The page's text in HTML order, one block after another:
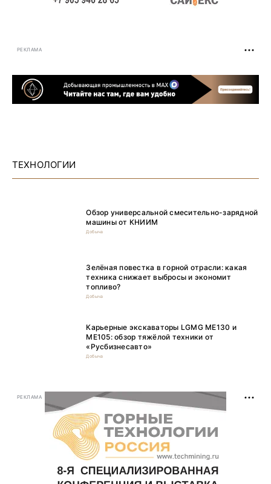
РЕКЛАМА
ТЕХНОЛОГИИ
Обзор универсальной смесительно-зарядной
машины от КНИИМ
Добыча
Зелёная повестка в горной отрасли: какая
техника снижает выбросы и экономит
топливо?
Добыча
Карьерные экскаваторы LGMG ME130 и
ME105: обзор тяжёлой техники от
«Русбизнесавто»
Добыча
РЕКЛАМА